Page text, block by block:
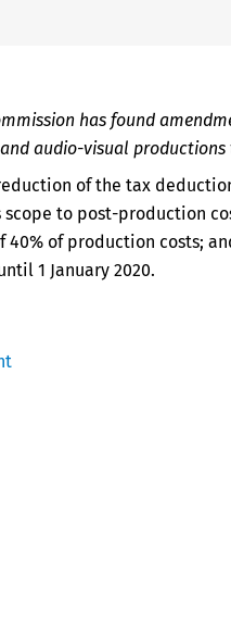
has found
audio-visual productions
of the tax
to post-production
40% of production costs;
1 January 2020.